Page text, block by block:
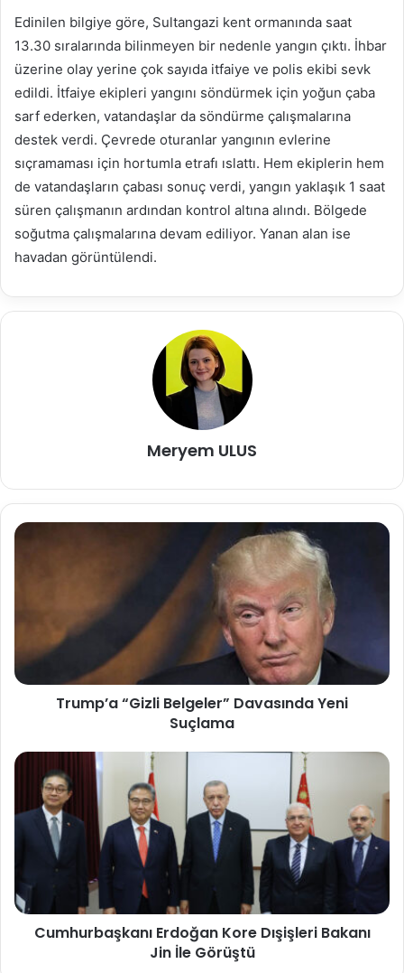
Edinilen bilgiye göre, Sultangazi kent ormanında saat
13.30 sıralarında bilinmeyen bir nedenle yangın çıktı. İhbar
üzerine olay yerine çok sayıda itfaiye ve polis ekibi sevk
edildi. İtfaiye ekipleri yangını söndürmek için yoğun çaba
sarf ederken, vatandaşlar da söndürme çalışmalarına
destek verdi. Çevrede oturanlar yangının evlerine
sıçramaması için hortumla etrafı ıslattı. Hem ekiplerin hem
de vatandaşların çabası sonuç verdi, yangın yaklaşık 1 saat
süren çalışmanın ardından kontrol altına alındı. Bölgede
soğutma çalışmalarına devam ediliyor. Yanan alan ise
havadan görüntülendi.
Meryem ULUS
Trump’a “Gizli Belgeler” Davasında Yeni
Suçlama
Cumhurbaşkanı Erdoğan Kore Dışişleri Bakanı
Jin İle Görüştü